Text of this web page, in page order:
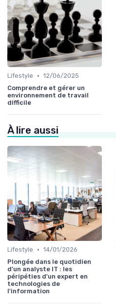
Lifestyle • 12/06/2025
Comprendre et gérer un
environnement de travail
difficile
À lire aussi
Lifestyle • 14/01/2026
Plongée dans le quotidien
d'un analyste IT : les
péripéties d'un expert en
technologies de
l'information